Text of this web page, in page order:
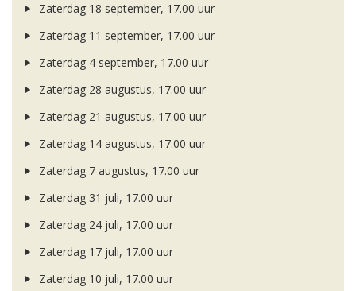
Zaterdag 18 september, 17.00 uur
Zaterdag 11 september, 17.00 uur
Zaterdag 4 september, 17.00 uur
Zaterdag 28 augustus, 17.00 uur
Zaterdag 21 augustus, 17.00 uur
Zaterdag 14 augustus, 17.00 uur
Zaterdag 7 augustus, 17.00 uur
Zaterdag 31 juli, 17.00 uur
Zaterdag 24 juli, 17.00 uur
Zaterdag 17 juli, 17.00 uur
Zaterdag 10 juli, 17.00 uur